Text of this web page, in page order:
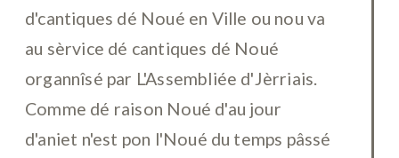
d'cantiques dé Noué en Ville ou nou va
au sèrvice dé cantiques dé Noué
organnîsé par L'Assembliée d'Jèrriais.
Comme dé raison Noué d'au jour
d'aniet n'est pon l'Noué du temps pâssé